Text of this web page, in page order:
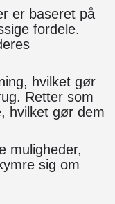
er baseret på
fordele.
hvilket gør
Retter som
hvilket gør dem
muligheder,
sig om